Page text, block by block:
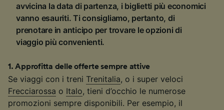
avvicina la data di partenza, i biglietti più economici
vanno esauriti. Ti consigliamo, pertanto, di
prenotare in anticipo per trovare le opzioni di
viaggio più convenienti.
1 .Approfitta delle offerte sempre attive
Se viaggi con i treni Trenitalia, o i super veloci
Frecciarossa o Italo, tieni d’occhio le numerose
promozioni sempre disponibili. Per esempio, il